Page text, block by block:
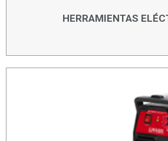
HERRAMIENTAS